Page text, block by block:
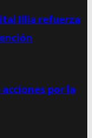
Illia refuerza
por la